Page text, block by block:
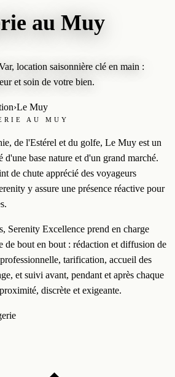
au Muy
location saisonnière clé en main :
et soin de votre bien.
›Le Muy
AU MUY
de l'Estérel et du golfe, Le Muy est un
d'une base nature et d'un grand marché.
de chute apprécié des voyageurs
y assure une présence réactive pour
Serenity Excellence prend en charge
de bout en bout : rédaction et diffusion de
tarification, accueil des
et suivi avant, pendant et après chaque
discrète et exigeante.